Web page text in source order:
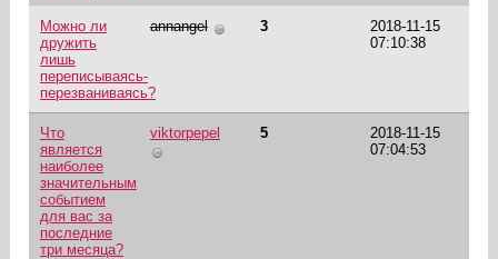
Можно ли
дружить
лишь
переписываясь-
перезваниваясь?
annangel 3
2018-11-15
07:10:38
Что
является
наиболее
значительным
событием
для вас за
последние
три месяца?
viktorpepel 5
2018-11-15
07:04:53